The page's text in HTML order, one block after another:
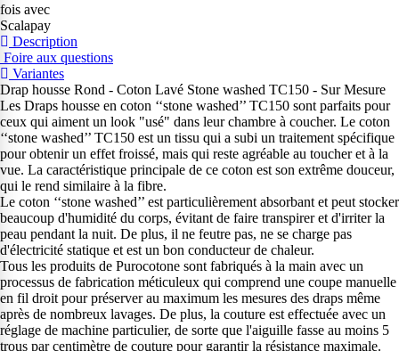
fois avec
Scalapay
Description
Foire aux questions
Variantes
Drap housse Rond - Coton Lavé Stone washed TC150 - Sur Mesure
Les Draps housse en coton ‘‘stone washed’’ TC150 sont parfaits pour
ceux qui aiment un look "usé" dans leur chambre à coucher. Le coton
‘‘stone washed’’ TC150 est un tissu qui a subi un traitement spécifique
pour obtenir un effet froissé, mais qui reste agréable au toucher et à la
vue. La caractéristique principale de ce coton est son extrême douceur,
qui le rend similaire à la fibre.
Le coton ‘‘stone washed’’ est particulièrement absorbant et peut stocker
beaucoup d'humidité du corps, évitant de faire transpirer et d'irriter la
peau pendant la nuit. De plus, il ne feutre pas, ne se charge pas
d'électricité statique et est un bon conducteur de chaleur.
Tous les produits de Purocotone sont fabriqués à la main avec un
processus de fabrication méticuleux qui comprend une coupe manuelle
en fil droit pour préserver au maximum les mesures des draps même
après de nombreux lavages. De plus, la couture est effectuée avec un
réglage de machine particulier, de sorte que l'aiguille fasse au moins 5
trous par centimètre de couture pour garantir la résistance maximale.